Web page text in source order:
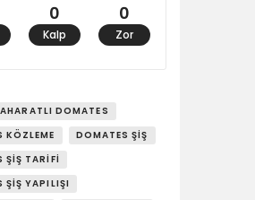
0
Kalp
0
Zor
DOMATES
KÖZLEME
DOMATES ŞIŞ
ŞIŞ TARIFI
ŞIŞ YAPILIŞI